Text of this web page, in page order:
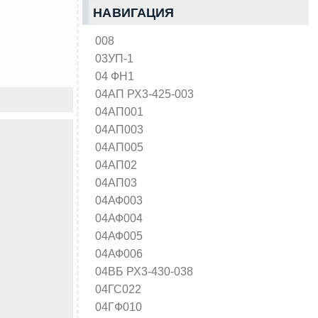
НАВИГАЦИЯ
008
03УП-1
04 ФН1
04АП РХ3-425-003
04АП001
04АП003
04АП005
04АП02
04АП03
04АФ003
04АФ004
04АФ005
04АФ006
04ВБ РХ3-430-038
04ГС022
04ГФ010